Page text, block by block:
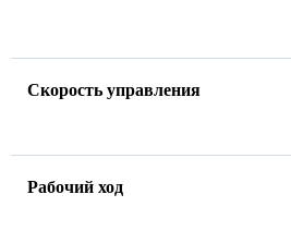
Скорость управления
Рабочий ход